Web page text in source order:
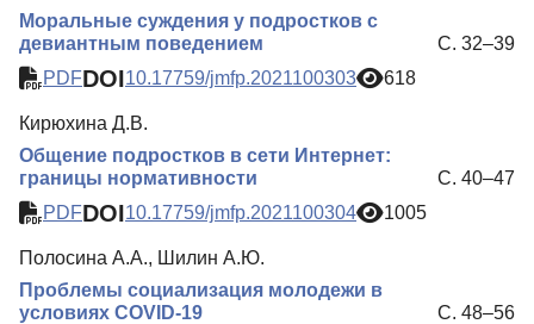
Моральные суждения у подростков с
девиантным поведением
С. 32–39
PDFDOI10.17759/jmfp.2021100303 618
Кирюхина Д.В.
Общение подростков в сети Интернет:
границы нормативности
С. 40–47
PDFDOI10.17759/jmfp.2021100304 1005
Полосина А.А., Шилин А.Ю.
Проблемы социализация молодежи в
условиях COVID-19
С. 48–56